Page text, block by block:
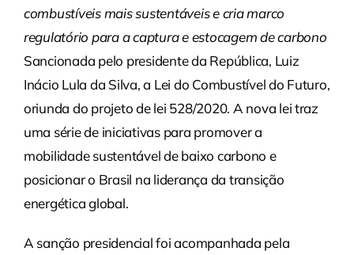
combustíveis mais sustentáveis e cria marco
regulatório para a captura e estocagem de carbono
Sancionada pelo presidente da República, Luiz
Inácio Lula da Silva, a Lei do Combustível do Futuro,
oriunda do projeto de lei 528/2020. A nova lei traz
uma série de iniciativas para promover a
mobilidade sustentável de baixo carbono e
posicionar o Brasil na liderança da transição
energética global.
A sanção presidencial foi acompanhada pela